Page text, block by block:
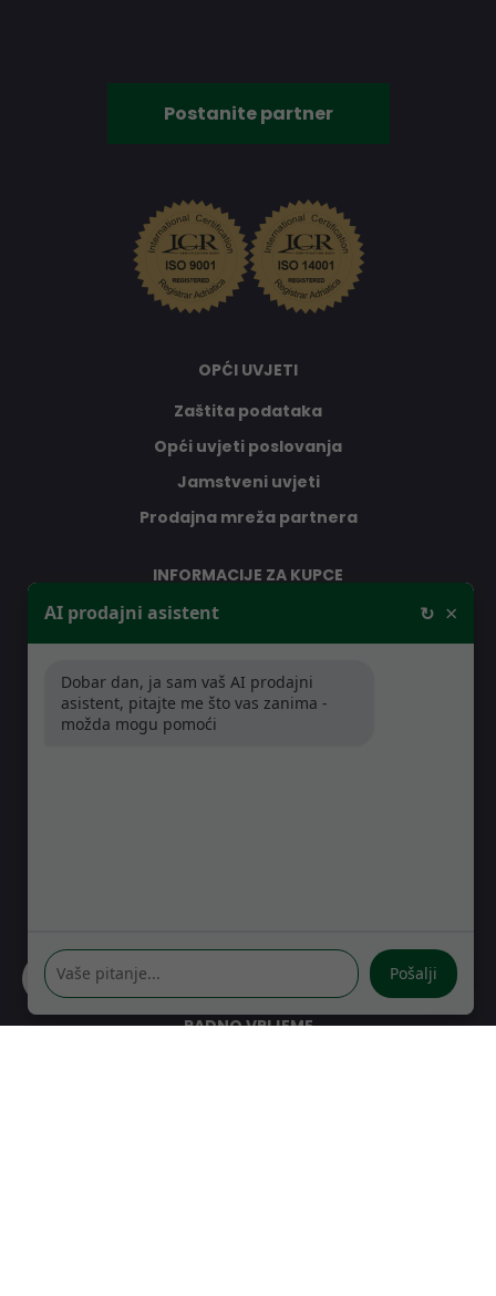
Postanite partner
OPĆI UVJETI
Zaštita podataka
Opći uvjeti poslovanja
Jamstveni uvjeti
Prodajna mreža partnera
INFORMACIJE ZA KUPCE
O nama
Jamstveni uvjeti
Prodajna mreža partnera
RADNO VRIJEME
AI prodajni asistent ↻ ×
Dobar dan, ja sam vaš AI prodajni
asistent, pitajte me što vas zanima -
možda mogu pomoći
Pošalji